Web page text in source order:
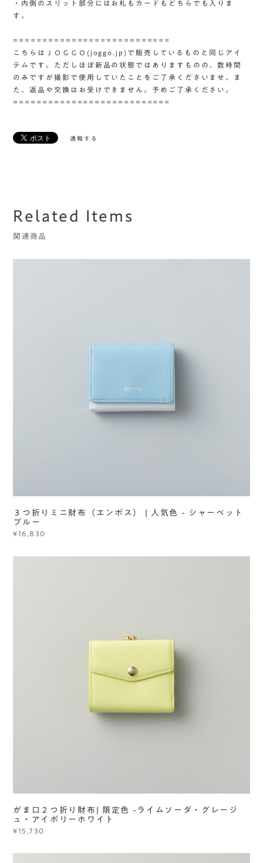
・内側のスリット部分にはお札もカードもどちらでも入りま
す。
===========================
こちらはＪＯＧＧＯ(joggo.jp)で販売しているものと同じアイ
テムです。ただしほぼ新品の状態ではありますものの、数時間
のみですが撮影で使用していたことをご了承くださいませ。ま
た、返品や交換はお受けできません。予めご了承ください。
===========================
通報する
Related Items
関連商品
３つ折りミニ財布（エンボス） | 人気色 - シャーベット
ブルー
¥16,830
がま口２つ折り財布| 限定色 -ライムソーダ・グレージ
ュ・アイボリーホワイト
¥15,730